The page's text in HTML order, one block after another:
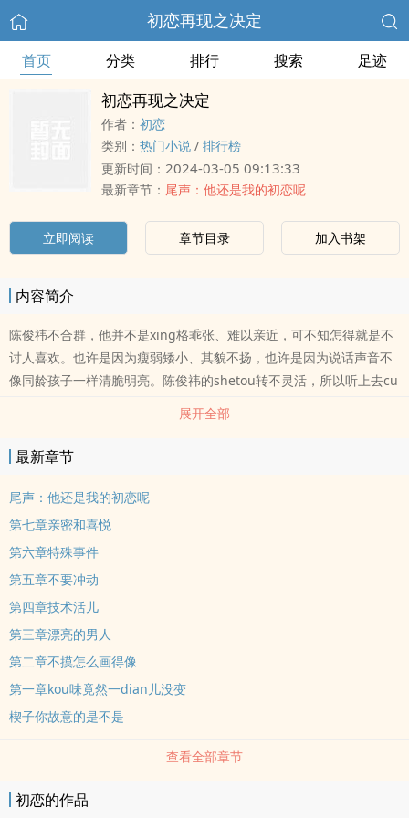
初恋再现之决定
首页 分类 排行 搜索 足迹
初恋再现之决定
作者： 初恋
类别： 热门小说 / 排行榜
更新时间： 2024-03-05 09:13:33
最新章节： 尾声：他还是我的初恋呢
立即阅读 章节目录 加入书架
内容简介
陈俊祎不合群，他并不是xing格乖张、难以亲近，可不知怎得就是不
讨人喜欢。也许是因为瘦弱矮小、其貌不扬，也许是因为说话声音不
像同龄孩子一样清脆明亮。陈俊祎的shetou转不灵活，所以听上去cu
哑别扭。而且，他看人时总喜欢微眯着狭长的眼睛，懒懒的、肆无忌
惮打量，让人很不舒服。所以，即使他成绩优异、有个聪明的脑袋
瓜，却并没有为他的社jiao生活帮上忙，反而让他更显另类古怪，与
展开全部
最新章节
尾声：他还是我的初恋呢
第七章亲密和喜悦
第六章特殊事件
第五章不要冲动
第四章技术活儿
第三章漂亮的男人
第二章不摸怎么画得像
第一章kou味竟然一dian儿没变
楔子你故意的是不是
查看全部章节
初恋的作品